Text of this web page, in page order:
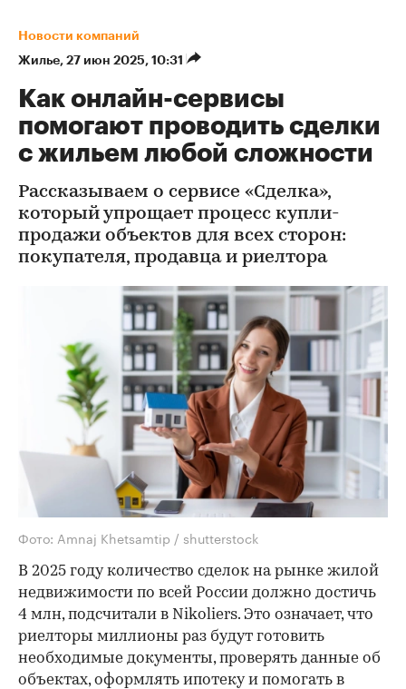
Новости компаний
Жилье⁠, 27 июн 2025, 10:31
Как онлайн-сервисы
помогают проводить сделки
с жильем любой сложности
Рассказываем о сервисе «Сделка»,
который упрощает процесс купли-
продажи объектов для всех сторон:
покупателя, продавца и риелтора
Фото: Amnaj Khetsamtip / shutterstock
В 2025 году количество сделок на рынке жилой
недвижимости по всей России должно достичь
4 млн, подсчитали в Nikoliers. Это означает, что
риелторы миллионы раз будут готовить
необходимые документы, проверять данные об
объектах, оформлять ипотеку и помогать в